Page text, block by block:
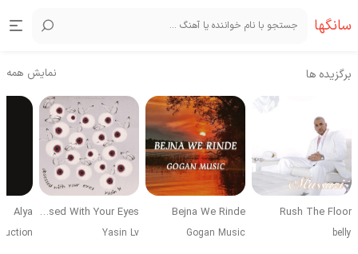
سانگها
برگزیده ها نمایش همه
Rush The Floor
belly
Bejna We Rinde
Gogan Music
Obsessed With Your Eyes
Yasin Lv
Alya